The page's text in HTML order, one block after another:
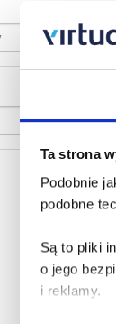
Ta strona
Podobnie
podobne
Są to pliki
o jego
i reklamy.